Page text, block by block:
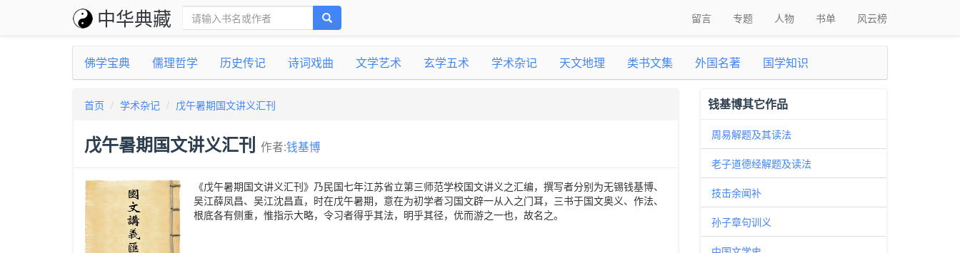
中华典藏 留言 专题 人物 书单 风云榜
佛学宝典 儒理哲学 历史传记 诗词戏曲 文学艺术 玄学五术 学术杂记 天文地理 类书文集 外国名著 国学知识
首页 学术杂记 戊午暑期国文讲义汇刊
戊午暑期国文讲义汇刊 作者:钱基博
《戊午暑期国文讲义汇刊》乃民国七年江苏省立第三师范学校国文讲义之汇编，撰写者分别为无锡钱基博、
吴江薛凤昌、吴江沈昌直，时在戊午暑期，意在为初学者习国文辟一从入之门耳，三书于国文奥义、作法、
根底各有侧重，惟指示大略，令习者得乎其法，明乎其径，优而游之一也，故名之。
钱基博其它作品
周易解题及其读法
老子道德经解题及读法
技击余闻补
孙子章句训义